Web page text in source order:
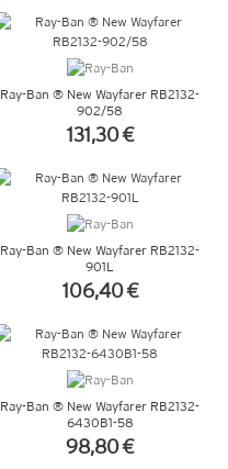
Ray-Ban ® New Wayfarer RB2132-
902/58
131,30 €
Ray-Ban ® New Wayfarer RB2132-
901L
106,40 €
Ray-Ban ® New Wayfarer RB2132-
6430B1-58
98,80 €